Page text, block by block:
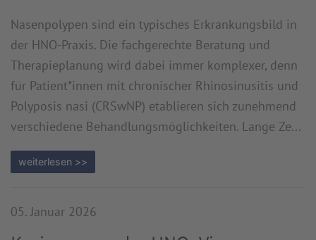
Nasenpolypen sind ein typisches Erkrankungsbild in
der HNO-Praxis. Die fachgerechte Beratung und
Therapieplanung wird dabei immer komplexer, denn
für Patient*innen mit chronischer Rhinosinusitis und
Polyposis nasi (CRSwNP) etablieren sich zunehmend
verschiedene Behandlungsmöglichkeiten. Lange Ze...
weiterlesen >>
05. Januar 2026